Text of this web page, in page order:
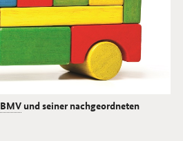
BMVund seiner nachgeordneten